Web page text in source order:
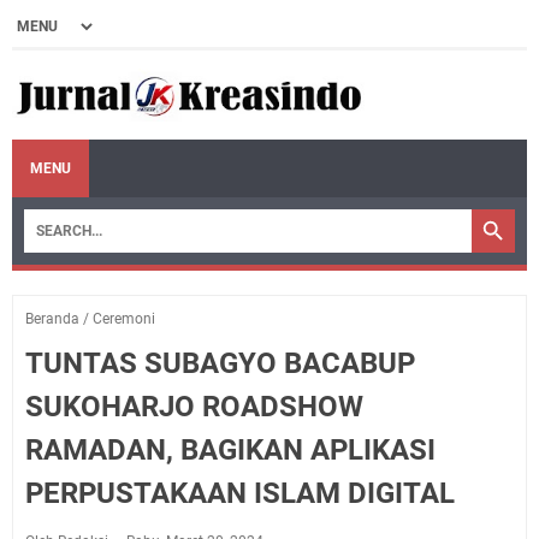
MENU
Beranda / Ceremoni
TUNTAS SUBAGYO BACABUP
SUKOHARJO ROADSHOW
RAMADAN, BAGIKAN APLIKASI
PERPUSTAKAAN ISLAM DIGITAL